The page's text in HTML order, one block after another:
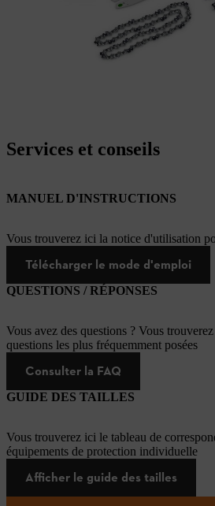
Services et conseils
MANUEL D'INSTRUCTIONS
Vous trouverez ici la notice d'utilisation
Télécharger le mode d'emploi
QUESTIONS / RÉPONSES
Vous avez des questions ? Vous
questions les plus fréquemment posées
Consulter la FAQ
GUIDE DES TAILLES
Vous trouverez ici le tableau de
équipements de protection individuelle
Afficher le guide des tailles